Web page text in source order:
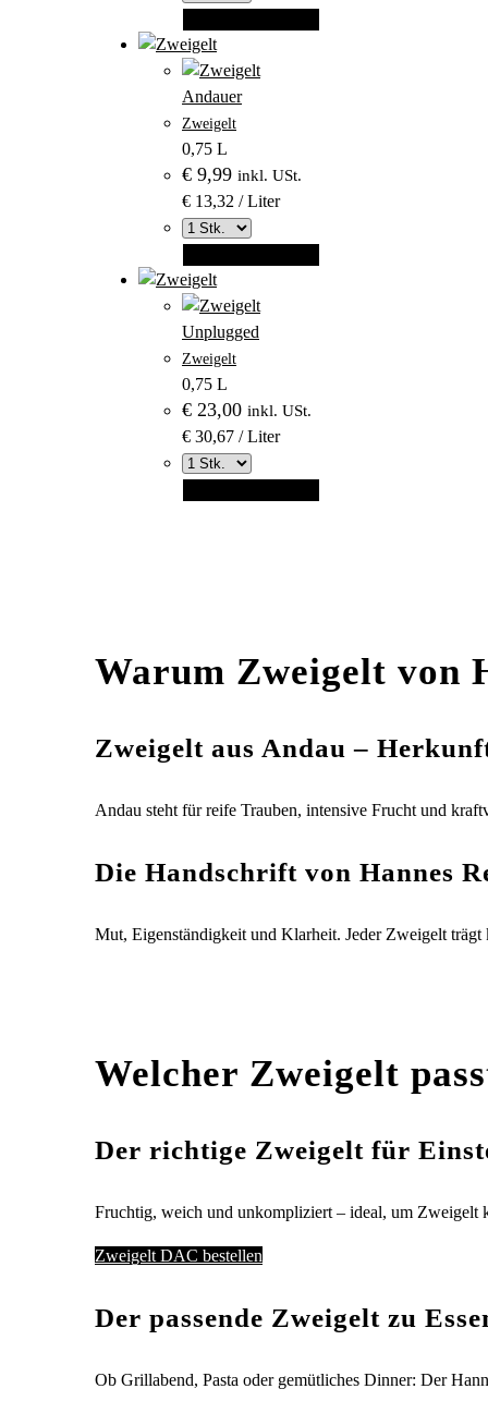
–
Andauer
Andauer
Zweigelt–
0,75 L
€ 9,99 inkl. USt.
€ 13,32 / Liter
–
Unplugged
Unplugged
Zweigelt–
Unplugged
0,75 L
€ 23,00 inkl. USt.
€ 30,67 / Liter
Warum Zweigelt von
Zweigelt aus Andau –
Andau steht für reife Trauben, intensive Frucht und
Die Handschrift von Hannes
Mut, Eigenständigkeit und Klarheit. Jeder Zweigelt
Welcher Zweigelt
Der richtige Zweigelt für
Fruchtig, weich und unkompliziert – ideal, um Zweigelt
Zweigelt DAC bestellen
Der passende Zweigelt zu
Ob Grillabend, Pasta oder gemütliches Dinner: Der